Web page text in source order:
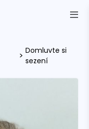
> Domluvte si
sezení